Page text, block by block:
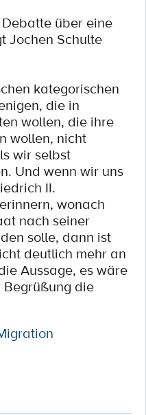
über eine
Jochen Schulte
kategorischen
die in
wollen, die ihre
wollen, nicht
wir selbst
Und wenn wir uns
II.
wonach
nach seiner
solle, dann ist
deutlich mehr an
Aussage, es wäre
Begrüßung die